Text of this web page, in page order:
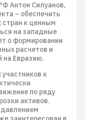
Антон Силуанов,
– обеспечить
стран к ценным
на западные
о формировании
расчетов и
на Евразию.
к
по ряду
активов.